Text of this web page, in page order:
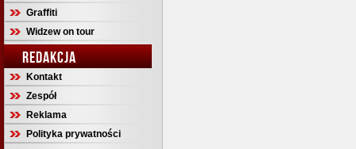
Graffiti
Widzew on tour
REDAKCJA
Kontakt
Zespół
Reklama
Polityka prywatności